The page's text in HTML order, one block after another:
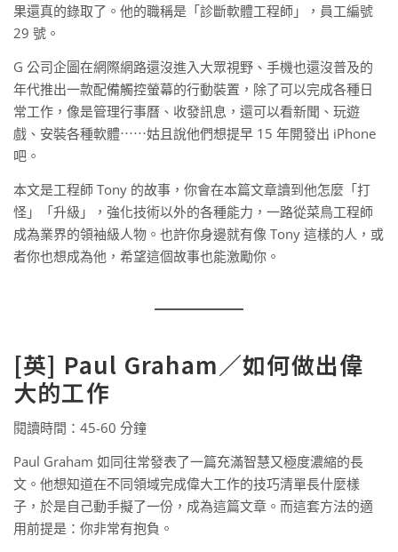
果還真的錄取了。他的職稱是「診斷軟體工程師」，員工編號
29 號。
G 公司企圖在網際網路還沒進入大眾視野、手機也還沒普及的
年代推出一款配備觸控螢幕的行動裝置，除了可以完成各種日
常工作，像是管理行事曆、收發訊息，還可以看新聞、玩遊
戲、安裝各種軟體⋯⋯姑且說他們想提早 15 年開發出 iPhone
吧。
本文是工程師 Tony 的故事，你會在本篇文章讀到他怎麼「打
怪」「升級」，強化技術以外的各種能力，一路從菜鳥工程師
成為業界的領袖級人物。也許你身邊就有像 Tony 這樣的人，或
者你也想成為他，希望這個故事也能激勵你。
[英] Paul Graham／如何做出偉
大的工作
閱讀時間：45-60 分鐘
Paul Graham 如同往常發表了一篇充滿智慧又極度濃縮的長
文。他想知道在不同領域完成偉大工作的技巧清單長什麼樣
子，於是自己動手擬了一份，成為這篇文章。而這套方法的適
用前提是：你非常有抱負。